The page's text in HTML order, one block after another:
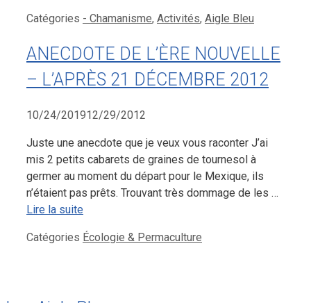
Catégories - Chamanisme, Activités, Aigle Bleu
ANECDOTE DE L’ÈRE NOUVELLE
– L’APRÈS 21 DÉCEMBRE 2012
10/24/201912/29/2012
Juste une anecdote que je veux vous raconter J’ai
mis 2 petits cabarets de graines de tournesol à
germer au moment du départ pour le Mexique, ils
n’étaient pas prêts. Trouvant très dommage de les …
Lire la suite
Catégories Écologie & Permaculture